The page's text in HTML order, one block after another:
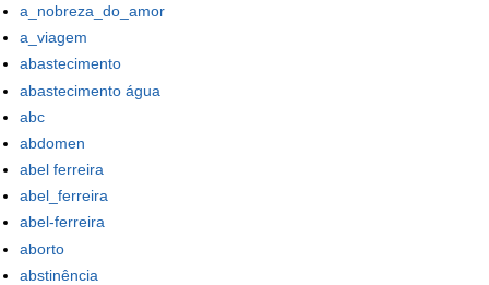
a_nobreza_do_amor
a_viagem
abastecimento
abastecimento água
abc
abdomen
abel ferreira
abel_ferreira
abel-ferreira
aborto
abstinência